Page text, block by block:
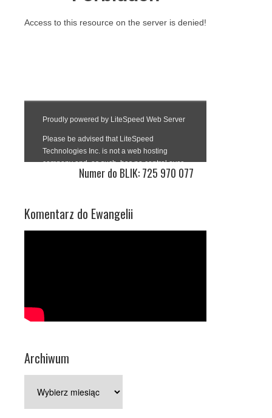
Numer do BLIK: 725 970 077
Komentarz do Ewangelii
Archiwum